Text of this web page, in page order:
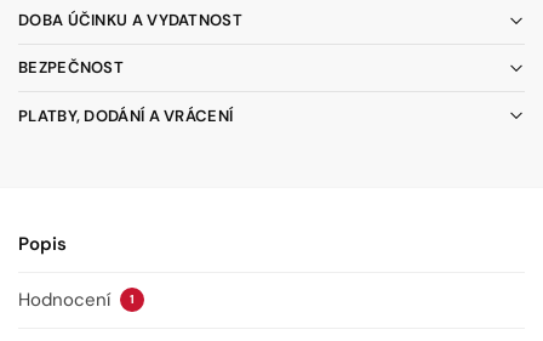
DOBA ÚČINKU A VYDATNOST
BEZPEČNOST
PLATBY, DODÁNÍ A VRÁCENÍ
Popis
Hodnocení 1